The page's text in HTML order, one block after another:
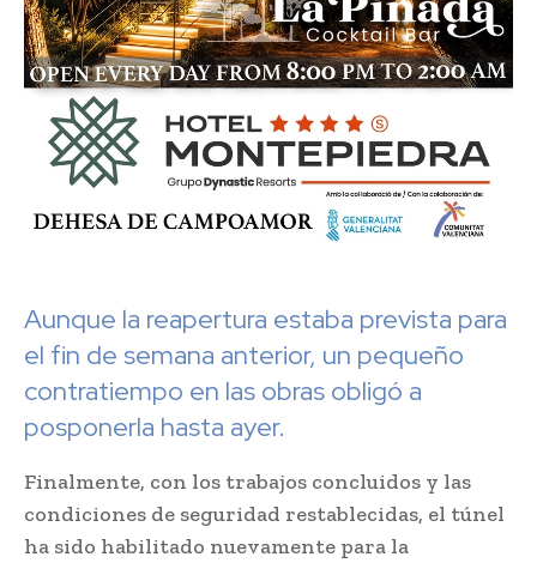
Aunque la reapertura estaba prevista para
el fin de semana anterior, un pequeño
contratiempo en las obras obligó a
posponerla hasta ayer.
Finalmente, con los trabajos concluidos y las
condiciones de seguridad restablecidas, el túnel
ha sido habilitado nuevamente para la